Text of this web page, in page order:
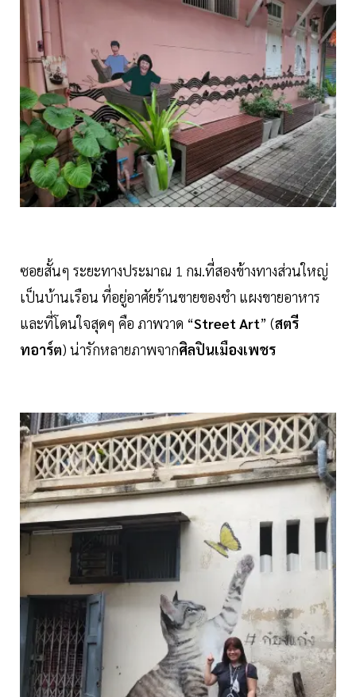
ซอยสั้นๆ ระยะทางประมาณ 1 กม.ที่สองข้างทางส่วนใหญ่
เป็นบ้านเรือน ที่อยู่อาศัยร้านขายของชำ แผงขายอาหาร
และที่โดนใจสุดๆ คือ ภาพวาด “StreetArt” (สตรี
ทอาร์ต) น่ารักหลายภาพจากศิลปินเมืองเพชร